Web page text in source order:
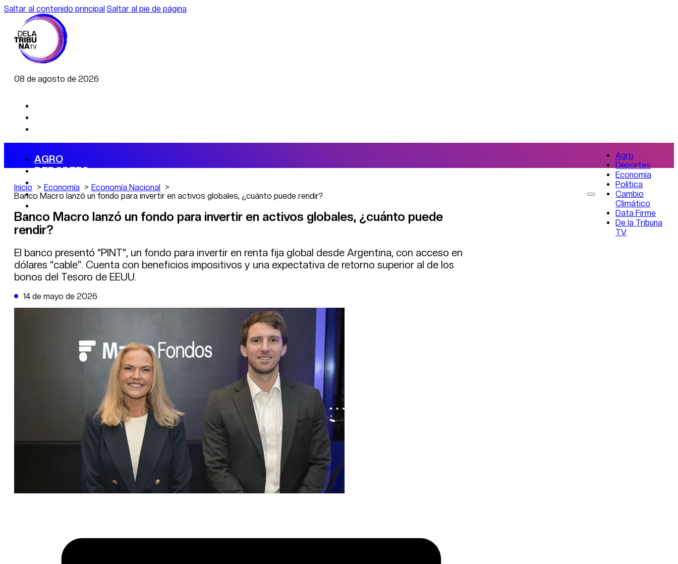
Saltar al contenido principal Saltar al pie de página
08 de agosto de 2026
AGRO
DEPORTES
ECONOMÍA
POLÍTICA
DATA FIRME
DE LA TRIBUNA TV
Agro
Deportes
Economía
Política
Cambio
Climático
Data Firme
De la Tribuna
TV
Inicio Economía
Economía Nacional
Banco Macro lanzó un fondo para invertir en activos globales, ¿cuánto puede rendir?
Banco Macro lanzó un fondo para invertir en activos globales, ¿cuánto puede
rendir?
El banco presentó “PINT”, un fondo para invertir en renta fija global desde Argentina, con acceso en
dólares “cable”. Cuenta con beneficios impositivos y una expectativa de retorno superior al de los
bonos del Tesoro de EEUU.
14 de mayo de 2026